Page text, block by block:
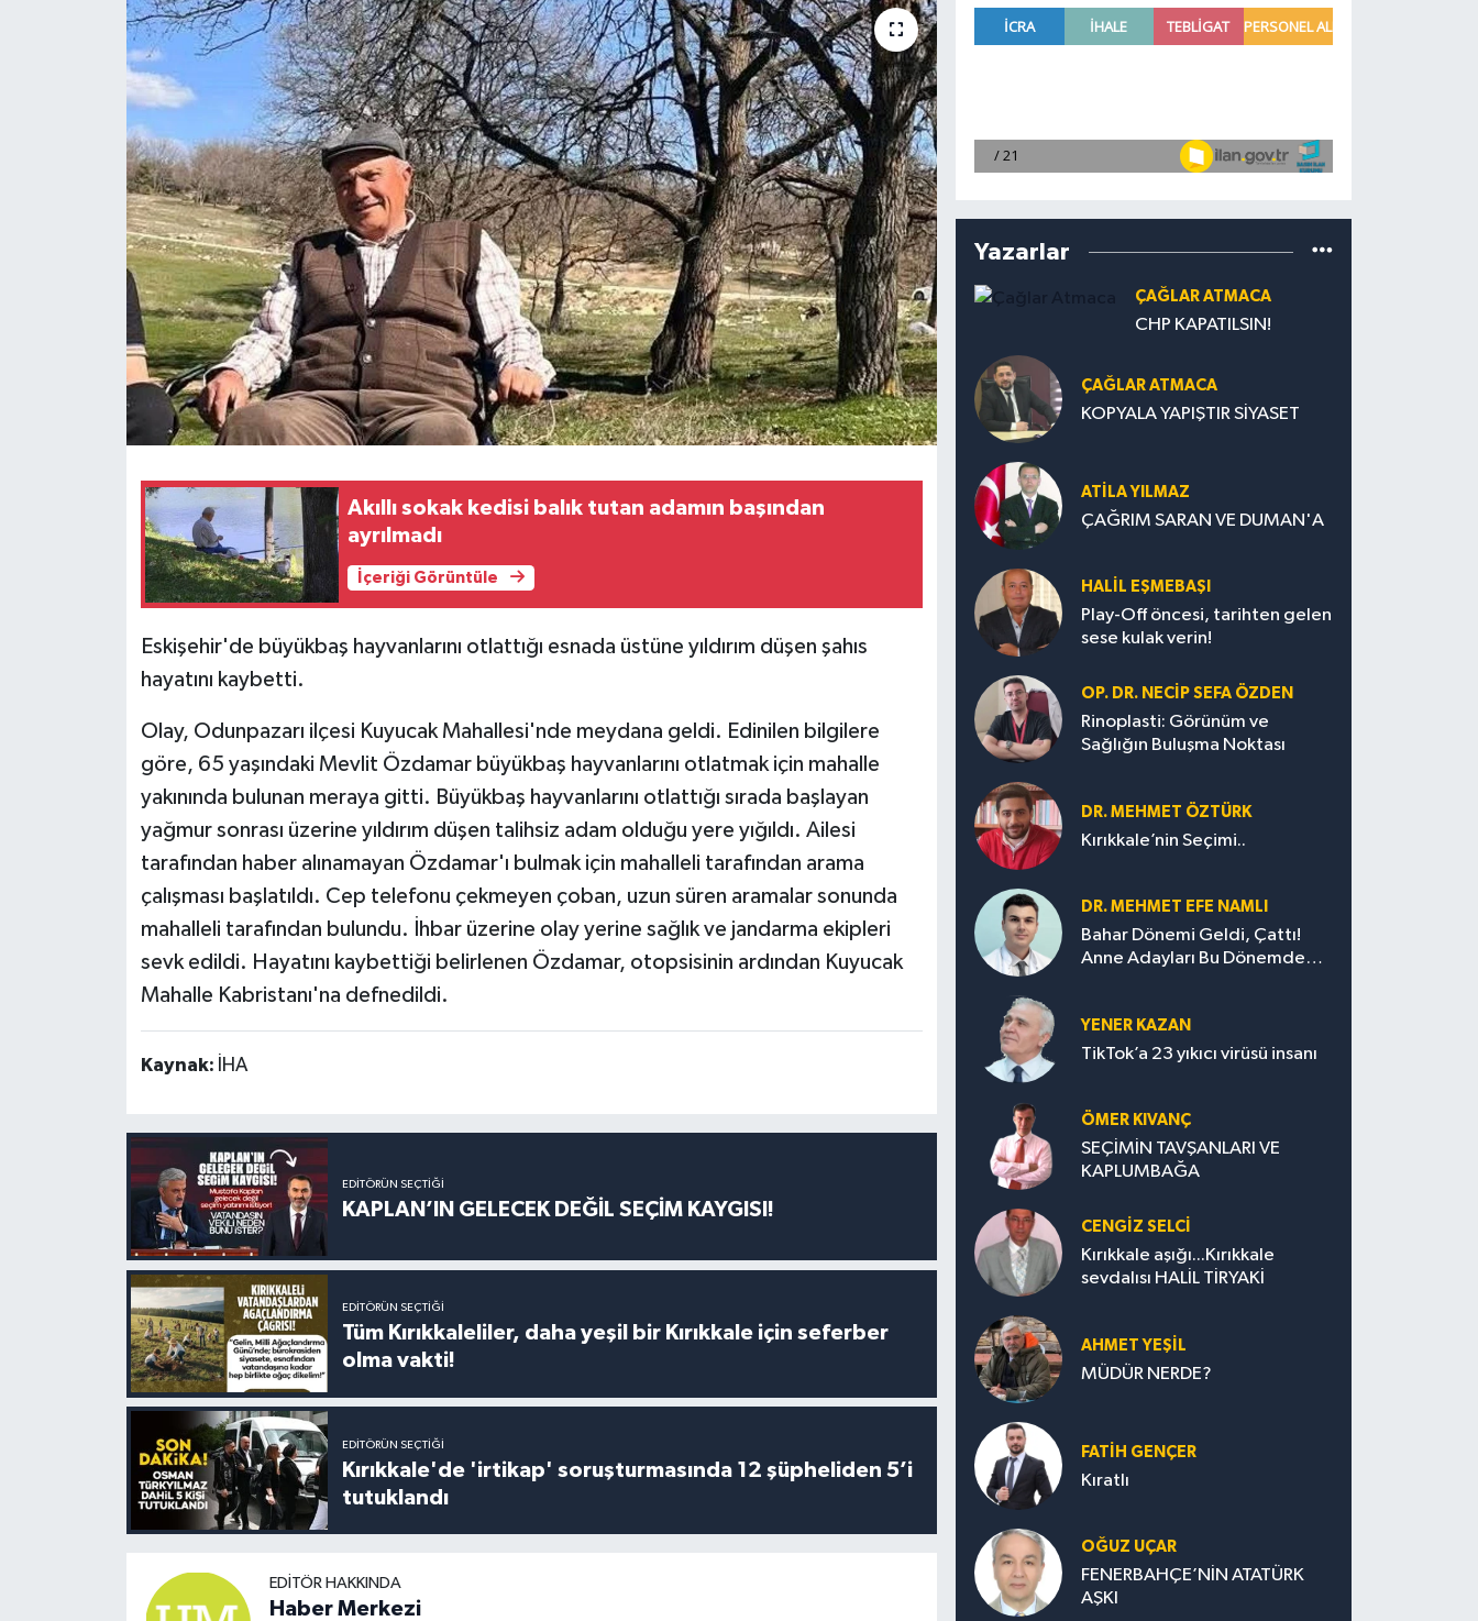
Akıllı sokak kedisi balık tutan adamın başından
ayrılmadı
İçeriği Görüntüle
Eskişehir'de büyükbaş hayvanlarını otlattığı esnada üstüne yıldırım düşen şahıs
hayatını kaybetti.
Olay, Odunpazarı ilçesi Kuyucak Mahallesi'nde meydana geldi. Edinilen bilgilere
göre, 65 yaşındaki Mevlit Özdamar büyükbaş hayvanlarını otlatmak için mahalle
yakınında bulunan meraya gitti. Büyükbaş hayvanlarını otlattığı sırada başlayan
yağmur sonrası üzerine yıldırım düşen talihsiz adam olduğu yere yığıldı. Ailesi
tarafından haber alınamayan Özdamar'ı bulmak için mahalleli tarafından arama
çalışması başlatıldı. Cep telefonu çekmeyen çoban, uzun süren aramalar sonunda
mahalleli tarafından bulundu. İhbar üzerine olay yerine sağlık ve jandarma ekipleri
sevk edildi. Hayatını kaybettiği belirlenen Özdamar, otopsisinin ardından Kuyucak
Mahalle Kabristanı'na defnedildi.
Kaynak: İHA
EDITÖRÜN SEÇTIĞI
KAPLAN’IN GELECEK DEĞİL SEÇİM KAYGISI!
EDITÖRÜN SEÇTIĞI
Tüm Kırıkkaleliler, daha yeşil bir Kırıkkale için seferber
olma vakti!
EDITÖRÜN SEÇTIĞI
Kırıkkale'de 'irtikap' soruşturmasında 12 şüpheliden 5’i
tutuklandı
EDITÖR HAKKINDA
Haber Merkezi
Yazarlar
ÇAĞLAR ATMACA
CHP KAPATILSIN!
ÇAĞLAR ATMACA
KOPYALA YAPIŞTIR SİYASET
ATILA YILMAZ
ÇAĞRIM SARAN VE DUMAN'A
HALIL EŞMEBAŞI
Play-Off öncesi, tarihten gelen
sese kulak verin!
OP. DR. NECIP SEFA ÖZDEN
Rinoplasti: Görünüm ve
Sağlığın Buluşma Noktası
DR. MEHMET ÖZTÜRK
Kırıkkale’nin Seçimi..
DR. MEHMET EFE NAMLI
Bahar Dönemi Geldi, Çattı!
Anne Adayları Bu Dönemde
YENER KAZAN
TikTok’a 23 yıkıcı virüsü insanı
ÖMER KIVANÇ
SEÇİMİN TAVŞANLARI VE
KAPLUMBAĞA
CENGİZ SELCİ
Kırıkkale aşığı...Kırıkkale
sevdalısı HALİL TİRYAKİ
AHMET YEŞİL
MÜDÜR NERDE?
FATIH GENÇER
Kıratlı
OĞUZ UÇAR
FENERBAHÇE’NİN ATATÜRK
AŞKI